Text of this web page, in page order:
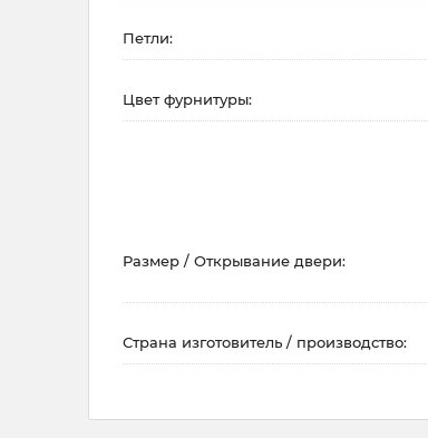
Петли:
Цвет фурнитуры:
Размер / Открывание двери:
Страна изготовитель / производство: